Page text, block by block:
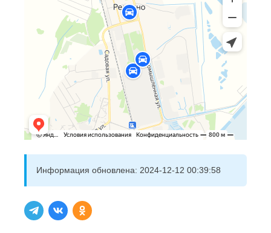
Информация обновлена: 2024-12-12 00:39:58